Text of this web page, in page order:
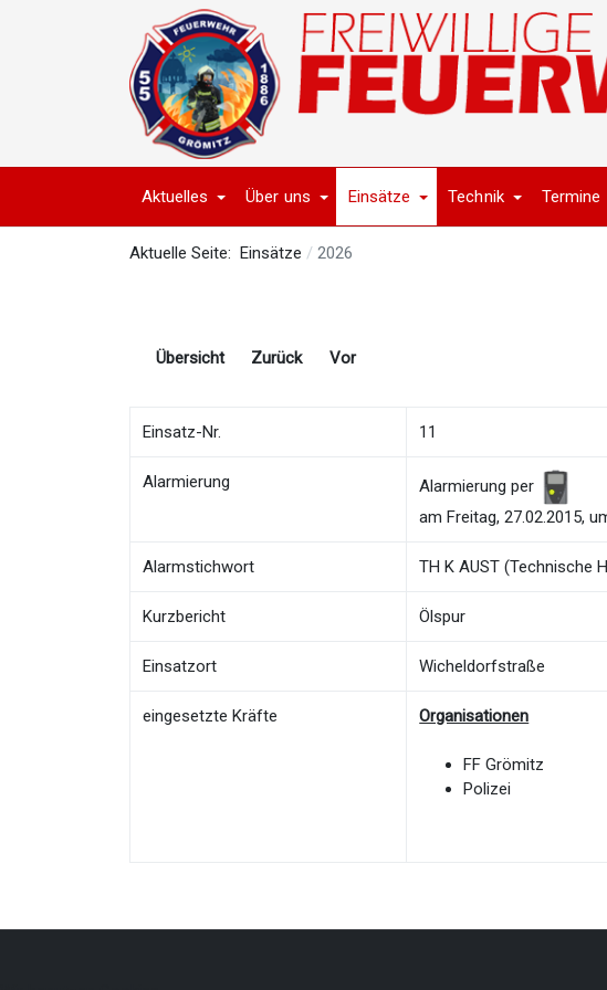
Aktuelles Über uns Einsätze Technik Termine
Aktuelle Seite: Einsätze 2026
Übersicht Zurück Vor
Einsatz-Nr. 11
Alarmierung
Alarmierung per
am Freitag, 27.02.2015,
Alarmstichwort TH K AUST (Technische
Kurzbericht Ölspur
Einsatzort Wicheldorfstraße
eingesetzte Kräfte Organisationen
FF Grömitz
Polizei